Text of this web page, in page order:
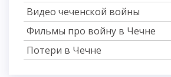
Видео чеченской войны
Фильмы про войну в Чечне
Потери в Чечне